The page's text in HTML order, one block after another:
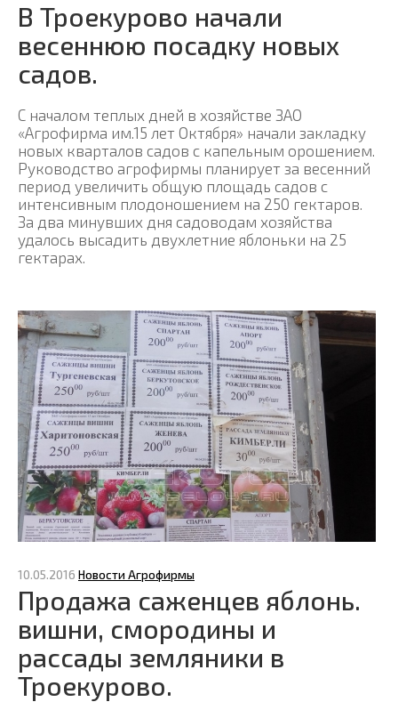
В Троекурово начали
весеннюю посадку новых
садов.
С началом теплых дней в хозяйстве ЗАО
«Агрофирма им.15 лет Октября» начали закладку
новых кварталов садов с капельным орошением.
Руководство агрофирмы планирует за весенний
период увеличить общую площадь садов с
интенсивным плодоношением на 250 гектаров.
За два минувших дня садоводам хозяйства
удалось высадить двухлетние яблоньки на 25
гектарах.
10.05.2016 Новости Агрофирмы
Продажа саженцев яблонь.
вишни, смородины и
рассады земляники в
Троекурово.